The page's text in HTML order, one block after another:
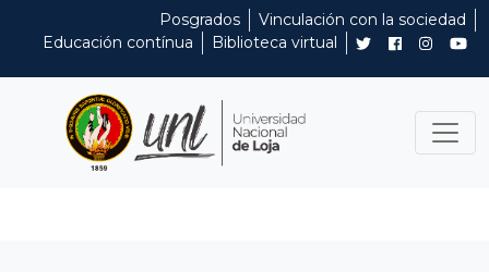
Posgrados
Vinculación con la sociedad
Educación contínua
Biblioteca virtual